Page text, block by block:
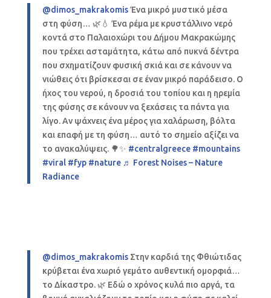
@dimos_makrakomisΈνα μικρό μυστικό μέσα
στη φύση… 🌿💧 Ένα ρέμα με κρυστάλλινο νερό
κοντά στο Παλαιοχώρι του Δήμου Μακρακώμης
που τρέχει ασταμάτητα, κάτω από πυκνά δέντρα
που σχηματίζουν φυσική σκιά και σε κάνουν να
νιώθεις ότι βρίσκεσαι σε έναν μικρό παράδεισο. Ο
ήχος του νερού, η δροσιά του τοπίου και η ηρεμία
της φύσης σε κάνουν να ξεχάσεις τα πάντα για
λίγο. Αν ψάχνεις ένα μέρος για χαλάρωση, βόλτα
και επαφή με τη φύση… αυτό το σημείο αξίζει να
το ανακαλύψεις. 🌳✨ #centralgreece #mountains
#viral #fyp #nature ♬ Forest Noises – Nature
Radiance
@dimos_makrakomisΣτην καρδιά της Φθιώτιδας
κρύβεται ένα χωριό γεμάτο αυθεντική ομορφιά…
το Δίκαστρο. 🌿 Εδώ ο χρόνος κυλά πιο αργά, τα